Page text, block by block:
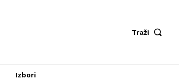
Traži
Izbori